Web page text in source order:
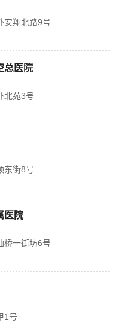
安翔北路9号
总医院
北苑3号
东街8号
医院
桥一街坊6号
1号